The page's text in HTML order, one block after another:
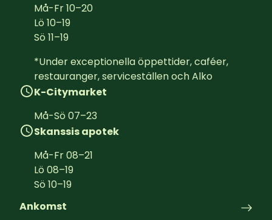
Må-Fr10–20
Lö 10–19
Sö 11–19
*Under exceptionella öppettider, caféer,
restauranger, serviceställen och Alko
K-Citymarket
Må-Sö 07–23
Skanssis apotek
Må-Fr08–21
Lö 08–19
Sö 10–19
Ankomst